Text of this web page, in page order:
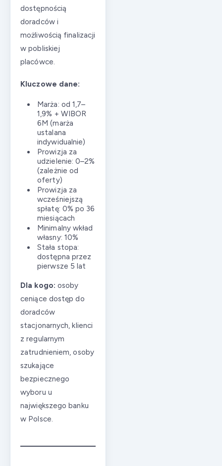
dostępnością
doradców i
możliwością finalizacji
w pobliskiej
placówce.
Kluczowe dane:
Marża: od 1,7–
1,9% + WIBOR
6M (marża
ustalana
indywidualnie)
Prowizja za
udzielenie: 0–2%
(zależnie od
oferty)
Prowizja za
wcześniejszą
spłatę: 0% po 36
miesiącach
Minimalny wkład
własny: 10%
Stała stopa:
dostępna przez
pierwsze 5 lat
Dla kogo: osoby
ceniące dostęp do
doradców
stacjonarnych, klienci
z regularnym
zatrudnieniem, osoby
szukające
bezpiecznego
wyboru u
największego banku
w Polsce.